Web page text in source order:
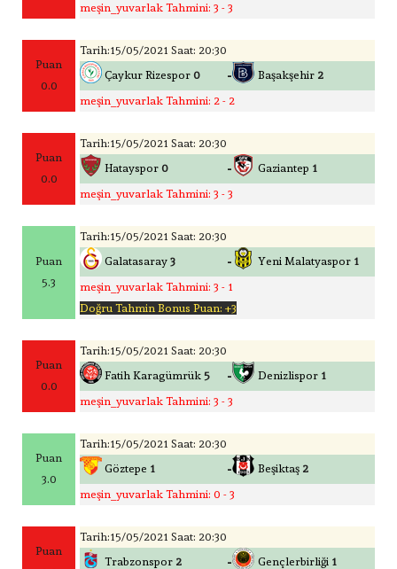
meşin_yuvarlak Tahmini: 3 - 3
Puan
0.0
Tarih:15/05/2021 Saat: 20:30
Çaykur Rizespor 0 - Başakşehir 2
meşin_yuvarlak Tahmini: 2 - 2
Puan
0.0
Tarih:15/05/2021 Saat: 20:30
Hatayspor 0 - Gaziantep 1
meşin_yuvarlak Tahmini: 3 - 3
Puan
5.3
Tarih:15/05/2021 Saat: 20:30
Galatasaray 3 - Yeni Malatyaspor 1
meşin_yuvarlak Tahmini: 3 - 1
Doğru Tahmin Bonus Puan: +3
Puan
0.0
Tarih:15/05/2021 Saat: 20:30
Fatih Karagümrük 5 - Denizlispor 1
meşin_yuvarlak Tahmini: 3 - 3
Puan
3.0
Tarih:15/05/2021 Saat: 20:30
Göztepe 1 - Beşiktaş 2
meşin_yuvarlak Tahmini: 0 - 3
Puan
Tarih:15/05/2021 Saat: 20:30
Trabzonspor 2 - Gençlerbirliği 1